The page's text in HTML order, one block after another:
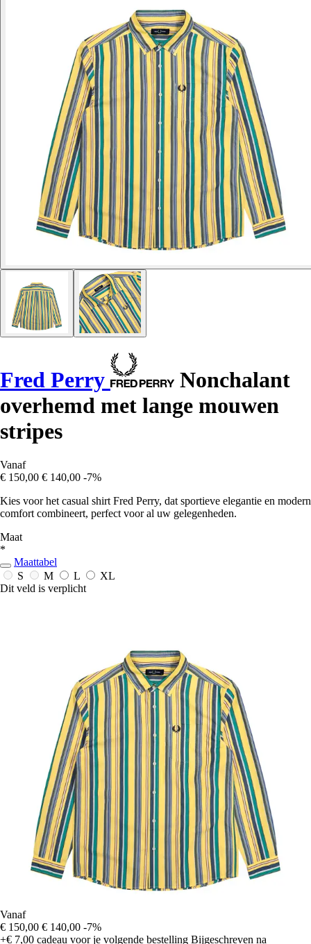
Fred Perry
Nonchalant
overhemd met lange mouwen
stripes
Vanaf
€ 150,00 € 140,00 -7%
Kies voor het casual shirt Fred Perry, dat sportieve elegantie en modern
comfort combineert, perfect voor al uw gelegenheden.
Maat
*
Maattabel
S
M L
XL
Dit veld is verplicht
Vanaf
€ 150,00 € 140,00 -7%
+€ 7,00 cadeau voor je volgende bestelling Bijgeschreven na